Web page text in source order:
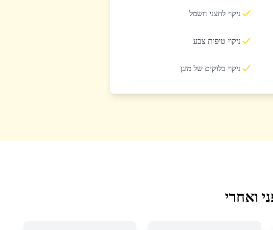
ניקוי לחצני חשמל
ניקוי טיפות צבע
ניקוי בלוקים של מזגן
ואחרי